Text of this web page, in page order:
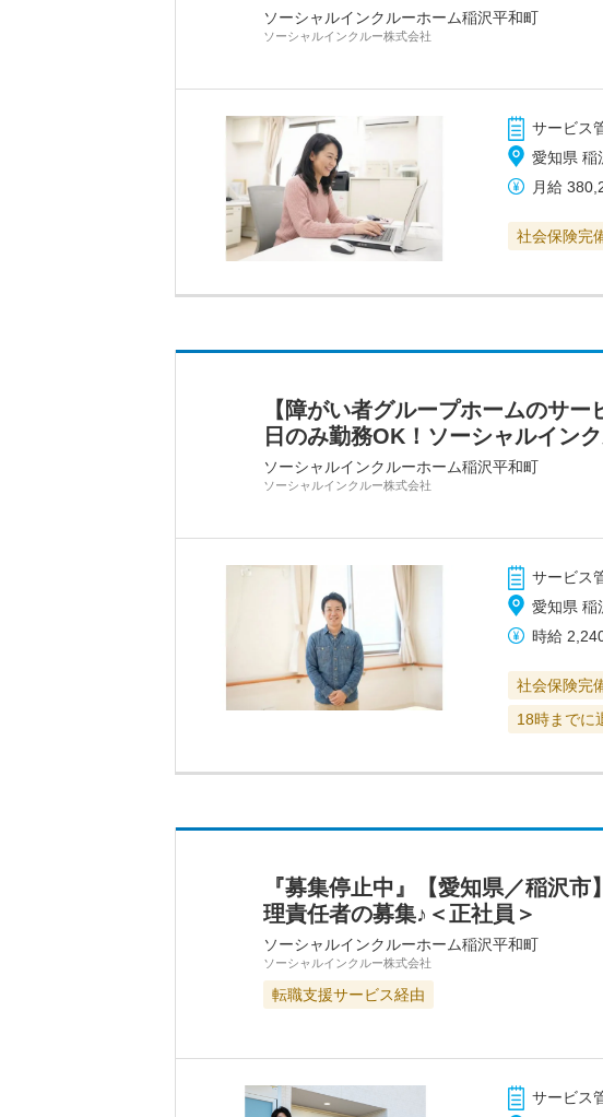
ソーシャルインクルーホーム稲沢平和町
ソーシャルインクルー株式会社
サービス
愛知県 稲
月給
社会保険完
【障がい者グループホームのサ
日のみ勤務OK！ソーシャルイン
ソーシャルインクルーホーム稲沢平和町
ソーシャルインクルー株式会社
サービス
愛知県 稲
時給
社会保険完
18時までに
『募集停止中』【愛知県／稲沢
理責任者の募集♪＜正社員＞
ソーシャルインクルーホーム稲沢平和町
ソーシャルインクルー株式会社
転職支援サービス経由
サービス